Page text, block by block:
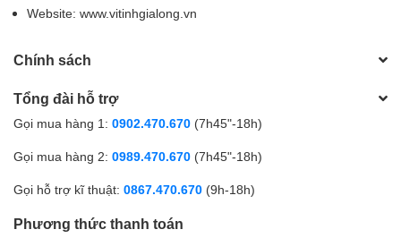
Website: www.vitinhgialong.vn
Chính sách
Tổng đài hỗ trợ
Gọi mua hàng 1: 0902.470.670 (7h45"-18h)
Gọi mua hàng 2: 0989.470.670 (7h45"-18h)
Gọi hỗ trợ kĩ thuật: 0867.470.670 (9h-18h)
Phương thức thanh toán